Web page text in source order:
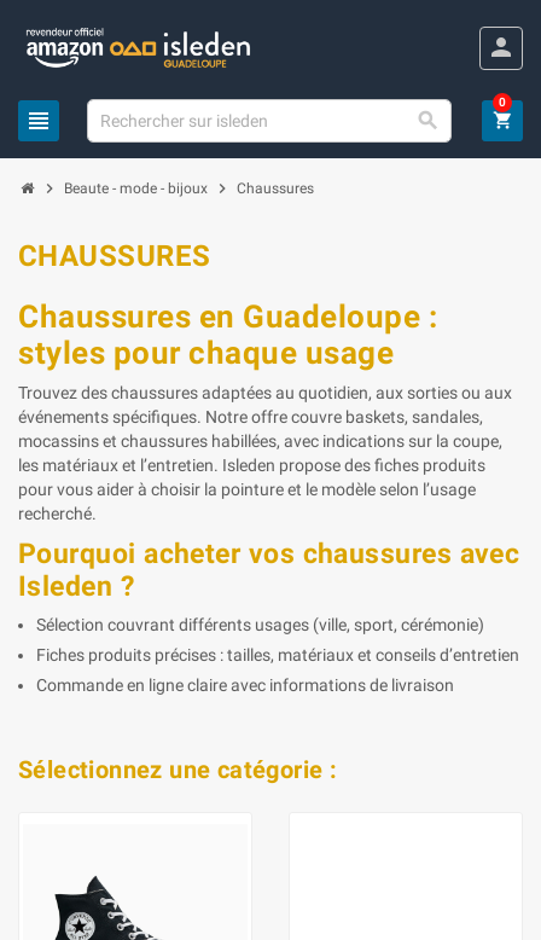
person
view_headline  shopping_cart
0
chevron_right Beaute - mode - bijoux chevron_right Chaussures
CHAUSSURES
Chaussures en Guadeloupe :
styles pour chaque usage
Trouvez des chaussures adaptées au quotidien, aux sorties ou aux
événements spécifiques. Notre offre couvre baskets, sandales,
mocassins et chaussures habillées, avec indications sur la coupe,
les matériaux et l’entretien. Isleden propose des fiches produits
pour vous aider à choisir la pointure et le modèle selon l’usage
recherché.
Pourquoi acheter vos chaussures avec
Isleden ?
Sélection couvrant différents usages (ville, sport, cérémonie)
Fiches produits précises : tailles, matériaux et conseils d’entretien
Commande en ligne claire avec informations de livraison
Sélectionnez une catégorie :